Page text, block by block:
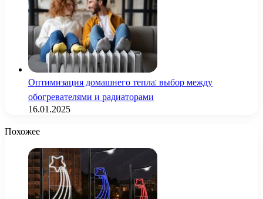
Оптимизация домашнего тепла: выбор между
обогревателями и радиаторами
16.01.2025
Похожее